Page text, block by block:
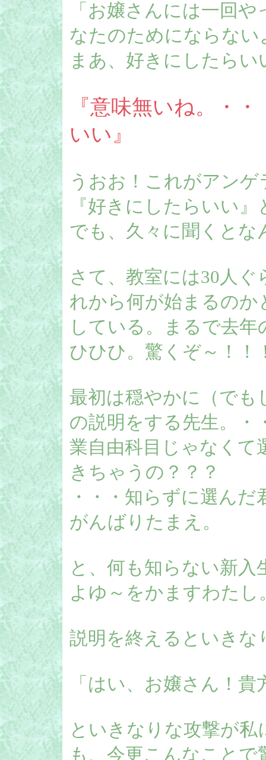
「お嬢さんには一回
なたのためにならない
まあ、好きにしたらい
『意味無いね。・
いい』
うおお！これがアン
『好きにしたらいい
でも、久々に聞くとな
さて、教室には30人
れから何が始まるの
している。まるで去年
ひひひ。驚くぞ～！！
最初は穏やかに（でも
の説明をする先生。・
業自由科目じゃなくて
きちゃうの？？？
・・・知らずに選ん
がんばりたまえ。
と、何も知らない新
よゆ～をかますわたし
説明を終えるといきな
「はい、お嬢さん！
といきなりな攻撃が
も、今更こんなこと